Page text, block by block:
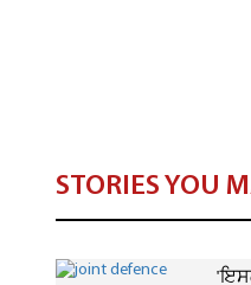
STORIES YOU